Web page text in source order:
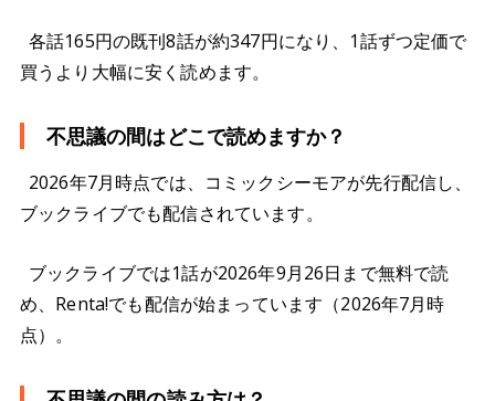
各話165円の既刊8話が約347円になり、1話ずつ定価で
買うより大幅に安く読めます。
不思議の間はどこで読めますか？
2026年7月時点では、コミックシーモアが先行配信し、
ブックライブでも配信されています。
ブックライブでは1話が2026年9月26日まで無料で読
め、Renta!でも配信が始まっています（2026年7月時
点）。